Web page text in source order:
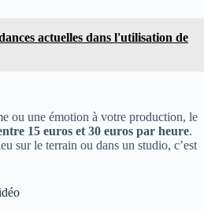
actuelles dans l'utilisation de
ou une émotion à votre production, le
15 euros et 30 euros par heure.
sur le terrain ou dans un studio, c’est